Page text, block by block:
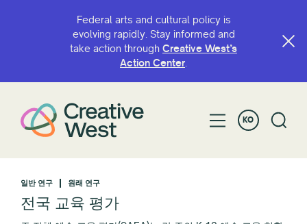
Federal arts and cultural policy is
evolving rapidly. Stay informed and
take action through Creative West’s
Action Center.
KO
일반 연구 원래 연구
전국 교육 평가